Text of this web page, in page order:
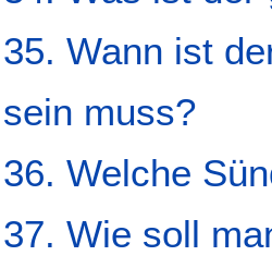
35. Wann ist
sein muss?
36. Welche
37. Wie soll